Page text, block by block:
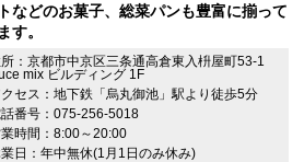
などのお菓子、総菜パンも豊富に揃って
す。
：京都市中京区三条通高倉東入枡屋町53-1
mix ビルディング 1F
セス：地下鉄「烏丸御池」駅より徒歩5分
話番号：075-256-5018
時間：8:00～20:00
日：年中無休(1月1日のみ休み)